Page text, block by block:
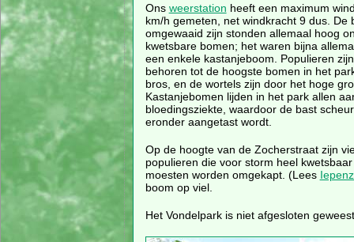
Ons weerstation heeft een maximum
km/h gemeten, net windkracht 9 dus. De
omgewaaid zijn stonden allemaal hoog
kwetsbare bomen; het waren bijna
een enkele kastanjeboom. Populieren
behoren tot de hoogste bomen in het
bros, en de wortels zijn door het hoge
Kastanjebomen lijden in het park allen
bloedingsziekte, waardoor de bast
eronder aangetast wordt.
Op de hoogte van de Zocherstraat zijn
populieren die voor storm heel
moesten worden omgekapt. (Lees
boom op viel.
Het Vondelpark is niet afgesloten